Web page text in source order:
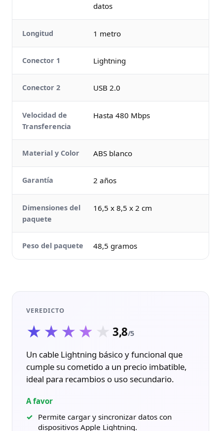
datos
Longitud 1 metro
Conector 1 Lightning
Conector 2 USB 2.0
Velocidad de
Transferencia
Hasta 480 Mbps
Material y Color ABS blanco
Garantía 2 años
Dimensiones del
paquete
16,5 x 8,5 x 2 cm
Peso del paquete 48,5 gramos
VEREDICTO
★★★★★
★★★★★3,8/5
Un cable Lightning básico y funcional que
cumple su cometido a un precio imbatible,
ideal para recambios o uso secundario.
A favor
Permite cargar y sincronizar datos con
dispositivos Apple Lightning.